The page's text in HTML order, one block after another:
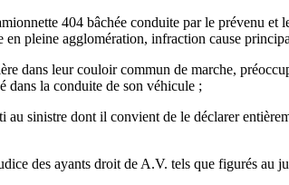
404 bâchée conduite par le prévenu
pleine agglomération, infraction cause
dans leur couloir commun de marche,
dans la conduite de son véhicule ;
sinistre dont il convient de le déclarer
des ayants droit de A.V. tels que figurés au